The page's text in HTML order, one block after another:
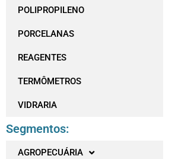
POLIPROPILENO
PORCELANAS
REAGENTES
TERMÔMETROS
VIDRARIA
Segmentos:
AGROPECUÁRIA